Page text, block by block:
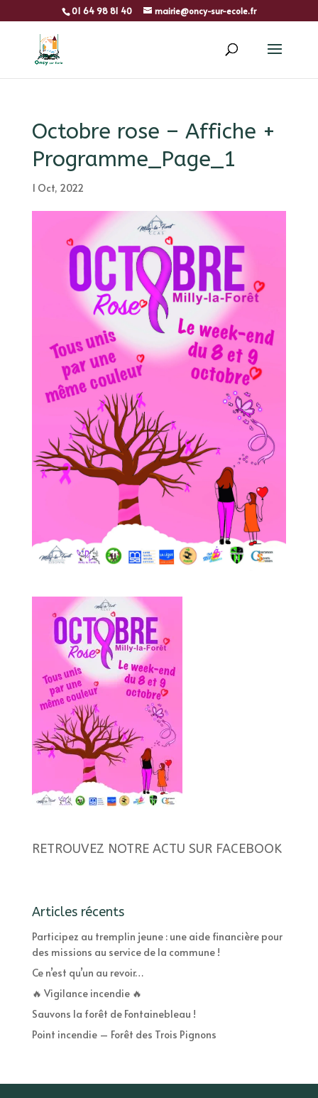
01 64 98 81 40 mairie@oncy-sur-ecole.fr
Octobre rose – Affiche +
Programme_Page_1
1 Oct, 2022
RETROUVEZ NOTRE ACTU SUR FACEBOOK
Articles récents
Participez au tremplin jeune : une aide financière pour
des missions au service de la commune !
Ce n’est qu’un au revoir…
🔥 Vigilance incendie 🔥
Sauvons la forêt de Fontainebleau !
Point incendie – Forêt des Trois Pignons